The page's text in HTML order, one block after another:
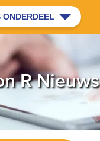
ONDERDEEL
R Nieuws